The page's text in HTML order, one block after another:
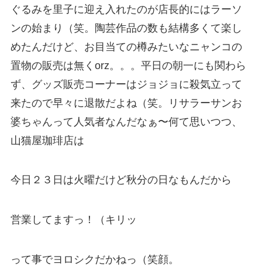
ぐるみを里子に迎え入れたのが店長的にはラーソ
ンの始まり（笑。陶芸作品の数も結構多くて楽し
めたんだけど、お目当ての樽みたいなニャンコの
置物の販売は無くorz。。。平日の朝一にも関わら
ず、グッズ販売コーナーはジョジョに殺気立って
来たので早々に退散だよね（笑。リサラーサンお
婆ちゃんって人気者なんだなぁ〜何て思いつつ、
山猫屋珈琲店は
今日２３日は火曜だけど秋分の日なもんだから
営業してますっ！（キリッ
って事でヨロシクだかねっ（笑顔。